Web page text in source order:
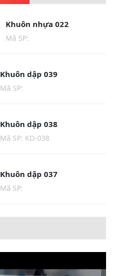
Khuôn nhựa 022
Mã SP:
Khuôn dập 039
Mã SP:
Khuôn dập 038
Mã SP: KD-038
Khuôn dập 037
Mã SP: